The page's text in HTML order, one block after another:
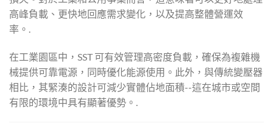
高峰負載、更快地回應需求變化，以及提高整體營運效
率。.
在工業園區中，SST 可有效管理高密度負載，確保為複雜機
械提供可靠電源，同時優化能源使用。此外，與傳統變壓器
相比，其緊湊的設計可減少實體佔地面積--這在城市或空間
有限的環境中具有顯著優勢。.